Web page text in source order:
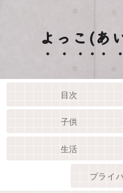
よっこ(あ
目次
子供
生活
プライ